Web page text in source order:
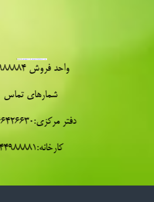
Powered bygmapgen fr &www.gmailbulkemail.com
واحد فروش 44988884-021
شمارهای تماس
دفتر مرکزی:66426630-021
کارخانه:44988881-021